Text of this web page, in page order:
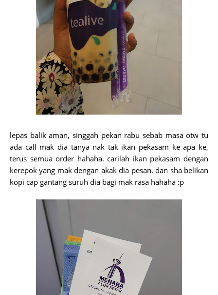
lepas balik aman, singgah pekan rabu sebab masa otw tu
ada call mak dia tanya nak tak ikan pekasam ke apa ke,
terus semua order hahaha. carilah ikan pekasam dengan
kerepok yang mak dengan akak dia pesan. dan sha belikan
kopi cap gantang suruh dia bagi mak rasa hahaha :p